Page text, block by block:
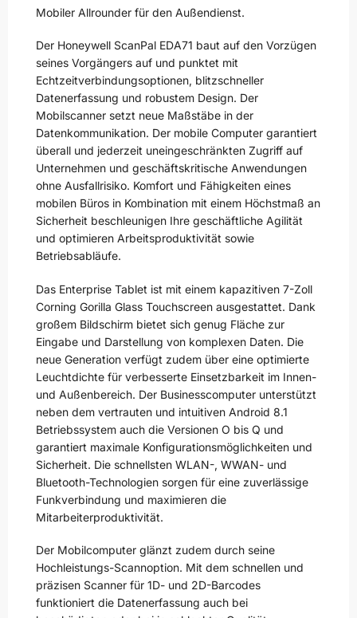
Mobiler Allrounder für den Außendienst.
Der Honeywell ScanPal EDA71 baut auf den Vorzügen
seines Vorgängers auf und punktet mit
Echtzeitverbindungsoptionen, blitzschneller
Datenerfassung und robustem Design. Der
Mobilscanner setzt neue Maßstäbe in der
Datenkommunikation. Der mobile Computer garantiert
überall und jederzeit uneingeschränkten Zugriff auf
Unternehmen und geschäftskritische Anwendungen
ohne Ausfallrisiko. Komfort und Fähigkeiten eines
mobilen Büros in Kombination mit einem Höchstmaß an
Sicherheit beschleunigen Ihre geschäftliche Agilität
und optimieren Arbeitsproduktivität sowie
Betriebsabläufe.
Das Enterprise Tablet ist mit einem kapazitiven 7-Zoll
Corning Gorilla Glass Touchscreen ausgestattet. Dank
großem Bildschirm bietet sich genug Fläche zur
Eingabe und Darstellung von komplexen Daten. Die
neue Generation verfügt zudem über eine optimierte
Leuchtdichte für verbesserte Einsetzbarkeit im Innen-
und Außenbereich. Der Businesscomputer unterstützt
neben dem vertrauten und intuitiven Android 8.1
Betriebssystem auch die Versionen O bis Q und
garantiert maximale Konfigurationsmöglichkeiten und
Sicherheit. Die schnellsten WLAN-, WWAN- und
Bluetooth-Technologien sorgen für eine zuverlässige
Funkverbindung und maximieren die
Mitarbeiterproduktivität.
Der Mobilcomputer glänzt zudem durch seine
Hochleistungs-Scannoption. Mit dem schnellen und
präzisen Scanner für 1D- und 2D-Barcodes
funktioniert die Datenerfassung auch bei